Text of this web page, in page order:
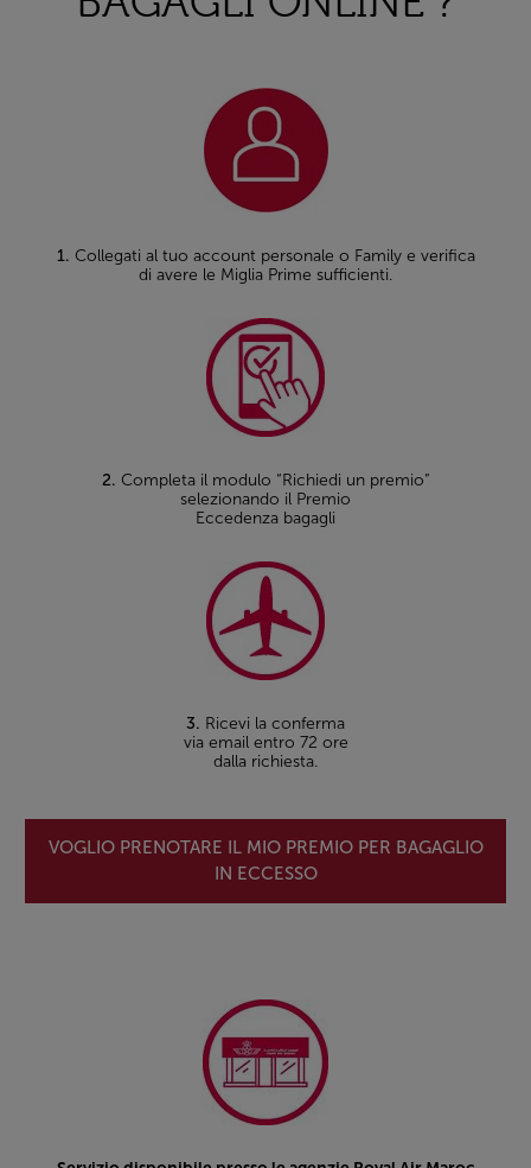
1. Collegati al tuo account personale o Family e verifica
di avere le Miglia Prime sufficienti.
2. Completa il modulo “Richiedi un premio”
selezionando il Premio
Eccedenza bagagli
3. Ricevi la conferma
via email entro 72 ore
dalla richiesta.
VOGLIO PRENOTARE IL MIO PREMIO PER BAGAGLIO
IN ECCESSO